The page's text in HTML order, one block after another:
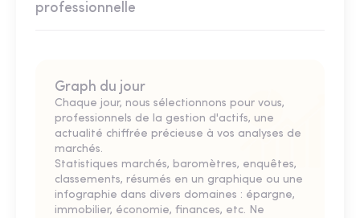
professionnelle
Graph du jour
Chaque jour, nous sélectionnons pour vous,
professionnels de la gestion d'actifs, une
actualité chiffrée précieuse à vos analyses de
marchés.
Statistiques marchés, baromètres, enquêtes,
classements, résumés en un graphique ou une
infographie dans divers domaines : épargne,
immobilier, économie, finances, etc. Ne